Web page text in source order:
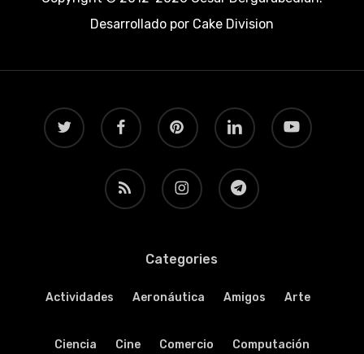
Desarrollado porCake Division
twitter facebook pinterest linkedin youtube
RSS instagram telegram
Categories
Actividades Aeronáutica Amigos Arte
Ciencia Cine Comercio Computación